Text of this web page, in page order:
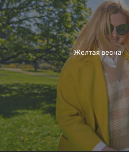
Желтая весна